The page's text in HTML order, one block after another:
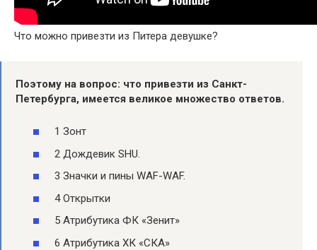
Что можно привезти из Питера девушке?
Поэтому на вопрос: что привезти из Санкт-
Петербурга, имеется великое множество ответов.
1 Зонт
2 Дождевик SHU.
3 Значки и пины WAF-WAF.
4 Открытки
5 Атрибутика ФК «Зенит»
6 Атрибутика ХК «СКА»